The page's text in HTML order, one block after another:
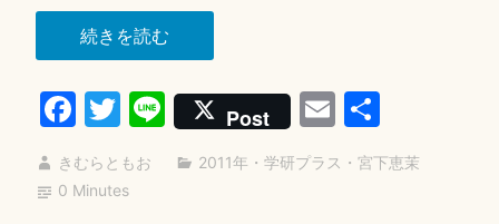
続きを読む“真
夜
中
の
カ
Fa
ce
bo
T
wi
tte
Li
ne
Post E
m
ail
共
有
きむらともお 2011年 ・ 学研プラス ・ 宮下恵茉
0 Minutes